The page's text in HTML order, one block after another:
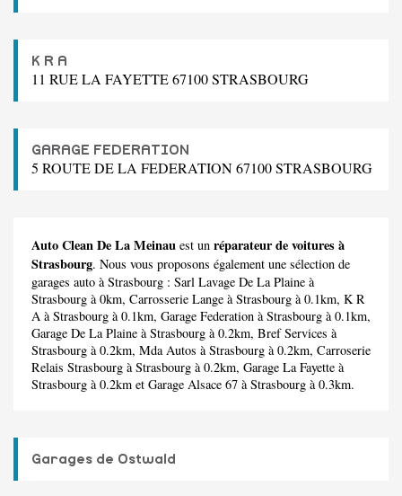
K R A
11 RUE LA FAYETTE 67100 STRASBOURG
GARAGE FEDERATION
5 ROUTE DE LA FEDERATION 67100 STRASBOURG
Auto Clean De La Meinau est un réparateur de voitures à
Strasbourg. Nous vous proposons également une sélection de
garages auto à Strasbourg : Sarl Lavage De La Plaine à
Strasbourg à 0km, Carrosserie Lange à Strasbourg à 0.1km, K R
A à Strasbourg à 0.1km, Garage Federation à Strasbourg à 0.1km,
Garage De La Plaine à Strasbourg à 0.2km, Bref Services à
Strasbourg à 0.2km, Mda Autos à Strasbourg à 0.2km, Carroserie
Relais Strasbourg à Strasbourg à 0.2km, Garage La Fayette à
Strasbourg à 0.2km et Garage Alsace 67 à Strasbourg à 0.3km.
Garages de Ostwald